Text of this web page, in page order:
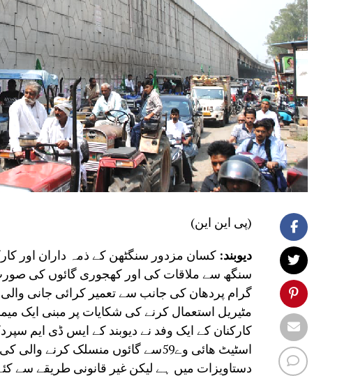
(پی این این)
دیوبند: کسان مزدور سنگٹھن کے ذمہ داران اور
سنگھ سے ملاقات کی اور کھجوری گائوں کی
گرام پردھان کی جانب سے تعمیر کرائی جانی
مٹیریل استعمال کرنے کی شکایات پر مبنی ایک
کارکنان کے ایک وفد نے دیوبند کے ایس ڈی ایم